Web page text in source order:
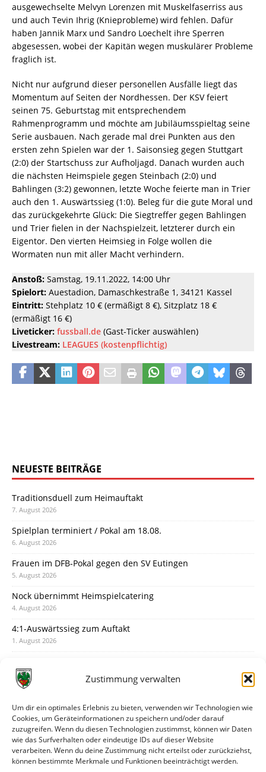
Zustimmung verwalten
Um dir ein optimales Erlebnis zu bieten, verwenden wir Technologien wie
Cookies, um Geräteinformationen zu speichern und/oder darauf
zuzugreifen. Wenn du diesen Technologien zustimmst, können wir Daten
wie das Surfverhalten oder eindeutige IDs auf dieser Website
verarbeiten. Wenn du deine Zustimmung nicht erteilst oder zurückziehst,
können bestimmte Merkmale und Funktionen beeinträchtigt werden.
ausgewechselte Melvyn Lorenzen mit Muskelfaserriss aus
und auch Tevin Ihrig (Knieprobleme) wird fehlen. Dafür
haben Jannik Marx und Sandro Loechelt ihre Sperren
abgesessen, wobei der Kapitän wegen muskulärer Probleme
fraglich ist.
Nicht nur aufgrund dieser personellen Ausfälle liegt das
Momentum auf Seiten der Nordhessen. Der KSV feiert
seinen 75. Geburtstag mit entsprechendem
Rahmenprogramm und möchte am Jubiläumsspieltag seine
Serie ausbauen. Nach gerade mal drei Punkten aus den
ersten zehn Spielen war der 1. Saisonsieg gegen Stuttgart
(2:0) der Startschuss zur Aufholjagd. Danach wurden auch
die nächsten Heimspiele gegen Steinbach (2:0) und
Bahlingen (3:2) gewonnen, letzte Woche feierte man in Trier
auch den 1. Auswärtssieg (1:0). Beleg für die gute Moral und
das zurückgekehrte Glück: Die Siegtreffer gegen Bahlingen
und Trier fielen in der Nachspielzeit, letzterer durch ein
Eigentor. Den vierten Heimsieg in Folge wollen die
Wormaten nun mit aller Macht verhindern.
Anstoß: Samstag, 19.11.2022, 14:00 Uhr
Spielort: Auestadion, Damaschkestraße 1, 34121 Kassel
Eintritt: Stehplatz 10 € (ermäßigt 8 €), Sitzplatz 18 €
(ermäßigt 16 €)
Liveticker: fussball.de (Gast-Ticker auswählen)
Livestream: LEAGUES (kostenpflichtig)
NEUESTE BEITRÄGE
Traditionsduell zum Heimauftakt
7. August 2026
Spielplan terminiert / Pokal am 18.08.
6. August 2026
Frauen im DFB-Pokal gegen den SV Eutingen
5. August 2026
Nock übernimmt Heimspielcatering
4. August 2026
4:1-Auswärtssieg zum Auftakt
1. August 2026
31. Juli 2026
30. Juli 2026
Deine Spielminute: 89+1
28. Juli 2026
Neuer Rückensponsor